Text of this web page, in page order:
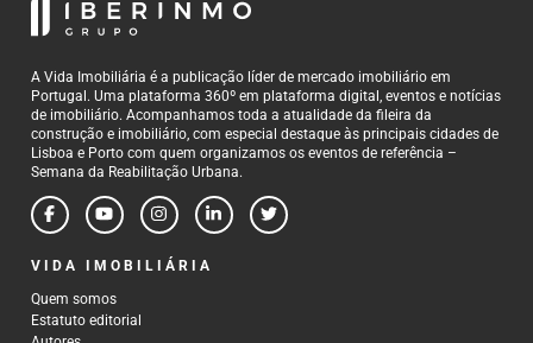
A Vida Imobiliária é a publicação líder de mercado imobiliário em
Portugal. Uma plataforma 360º em plataforma digital, eventos e notícias
de imobiliário. Acompanhamos toda a atualidade da fileira da
construção e imobiliário, com especial destaque às principais cidades de
Lisboa e Porto com quem organizamos os eventos de referência –
Semana da Reabilitação Urbana.
VIDA IMOBILIÁRIA
Quem somos
Estatuto editorial